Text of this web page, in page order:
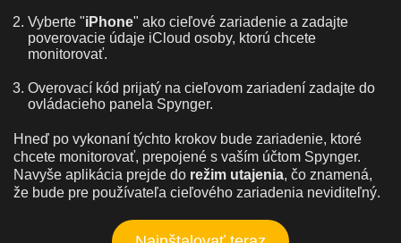
Vyberte "iPhone" ako cieľové zariadenie a zadajte
poverovacie údaje iCloud osoby, ktorú chcete
monitorovať.
Overovací kód prijatý na cieľovom zariadení zadajte do
ovládacieho panela Spynger.
Hneď po vykonaní týchto krokov bude zariadenie, ktoré
chcete monitorovať, prepojené s vaším účtom Spynger.
Navyše aplikácia prejde do režim utajenia, čo znamená,
že bude pre používateľa cieľového zariadenia neviditeľný.